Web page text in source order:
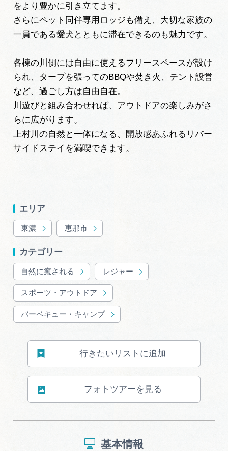
をより豊かに引き立てます。
さらにペット同伴専用ロッジも備え、大切な家族の
一員である愛犬とともに滞在できるのも魅力です。
各棟の川側には自由に使えるフリースペースが設け
られ、タープを張ってのBBQや焚き火、テント設営
など、過ごし方は自由自在。
川遊びと組み合わせれば、アウトドアの楽しみがさ
らに広がります。
上村川の自然と一体になる、開放感あふれるリバー
サイドステイを満喫できます。
エリア
東濃 恵那市
カテゴリー
自然に癒される レジャー
スポーツ・アウトドア
バーベキュー・キャンプ
行きたいリストに追加
フォトツアーを見る
基本情報